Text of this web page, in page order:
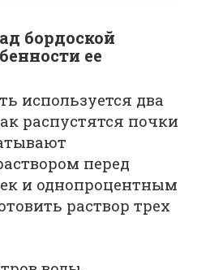
бордоской
ее
используется два
распустятся почки
перед
и однопроцентным
раствор трех